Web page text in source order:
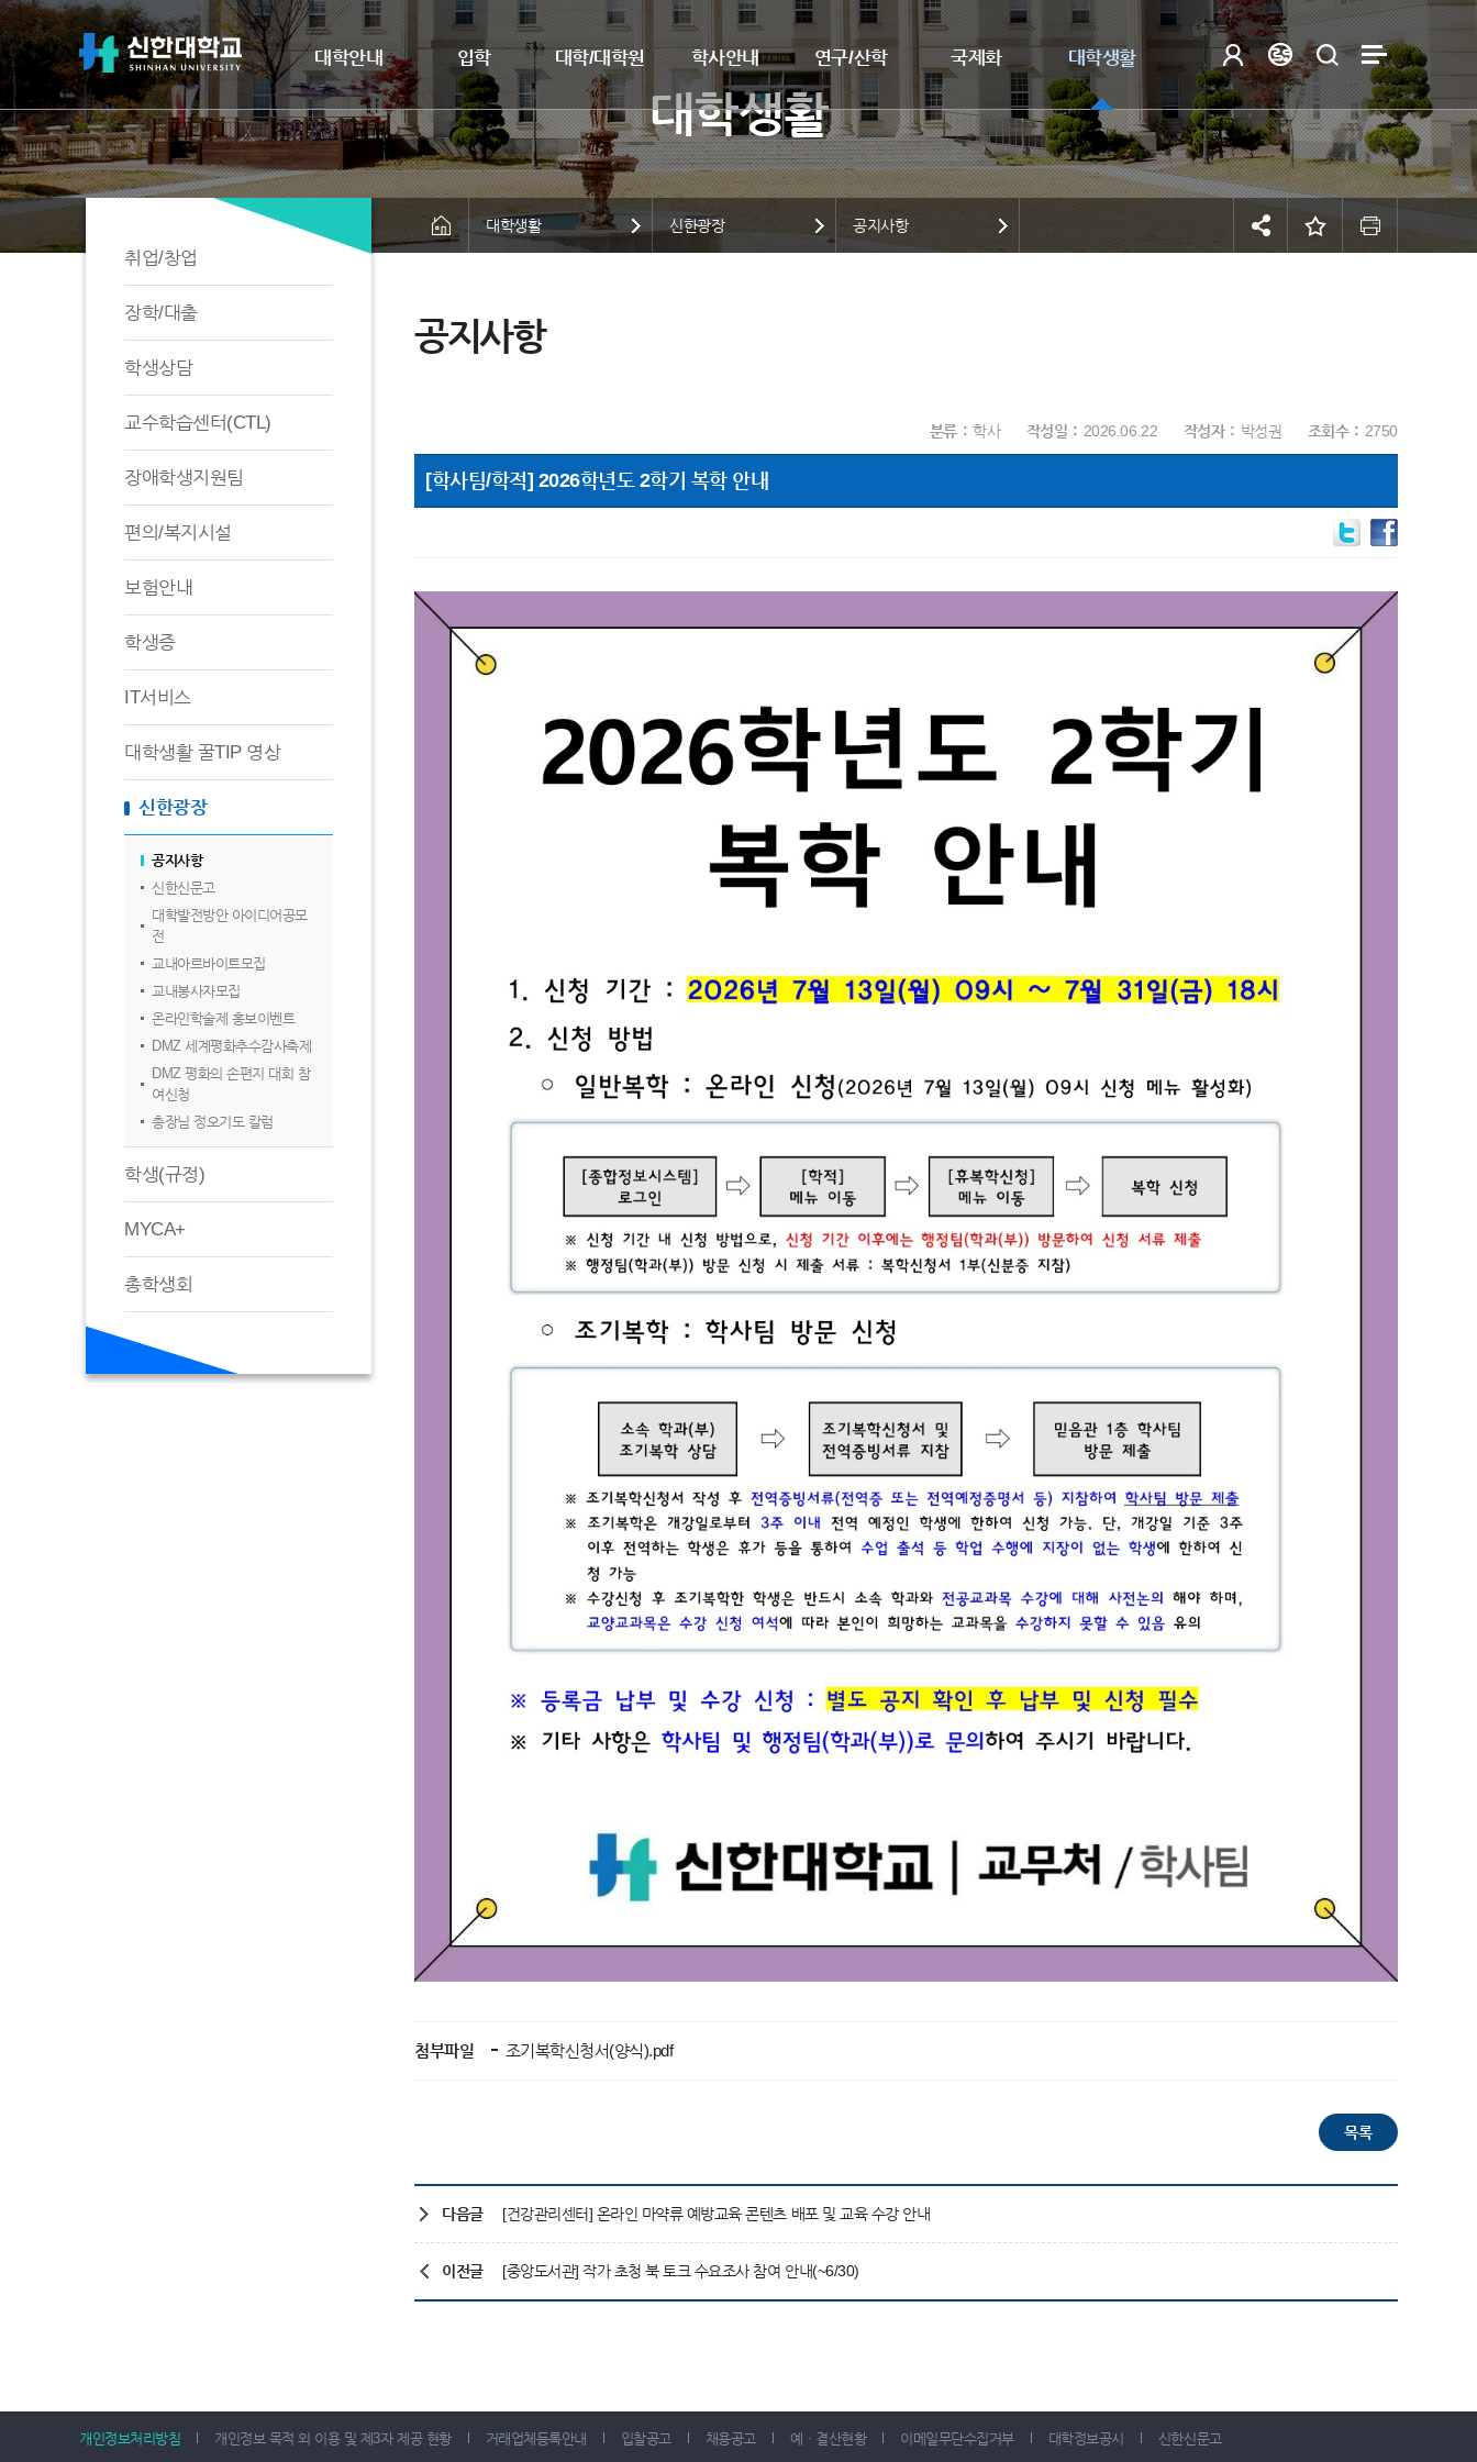
대학안내 입학 대학/대학원 학사안내 연구/산학 국제화 대학생활
취업/창업
장학/대출
학생상담
교수학습센터(CTL)
장애학생지원팀
편의/복지시설
보험안내
학생증
IT서비스
대학생활 꿀TIP 영상
신한광장
공지사항
신한신문고
대학발전방안 아이디어공모
전
교내아르바이트모집
교내봉사자모집
온라인학술제 홍보이벤트
DMZ 세계평화추수감사축제
DMZ 평화의 손편지 대회 참
여신청
총장님 정오기도 칼럼
학생(규정)
MYCA+
총학생회
대학생활 신한광장 공지사항
공지사항
분류 학사 작성일 2026.06.22 작성자 박성권 조회수 2750
[학사팀/학적] 2026학년도 2학기 복학 안내
첨부파일 조기복학신청서(양식).pdf
다음글 [건강관리센터] 온라인 마약류 예방교육 콘텐츠 배포 및 교육 수강 안내
이전글 [중앙도서관] 작가 초청 북 토크 수요조사 참여 안내(~6/30)
개인정보처리방침 개인정보 목적 외 이용 및 제3자 제공 현황 거래업체등록안내 입찰공고 채용공고 예ㆍ결산현황 이메일무단수집거부 대학정보공시 신한신문고